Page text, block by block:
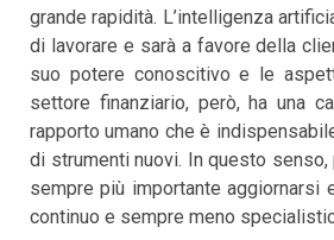
grande rapidità. L’intelligenza
di lavorare e sarà a favore della
suo potere conoscitivo e le
settore finanziario, però, ha una
rapporto umano che è
di strumenti nuovi. In questo
sempre più importante aggiornarsi
continuo e sempre meno